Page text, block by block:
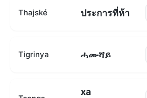
Thajské ประการที่ห้า
Tigrinya ሓሙሻይ
xa